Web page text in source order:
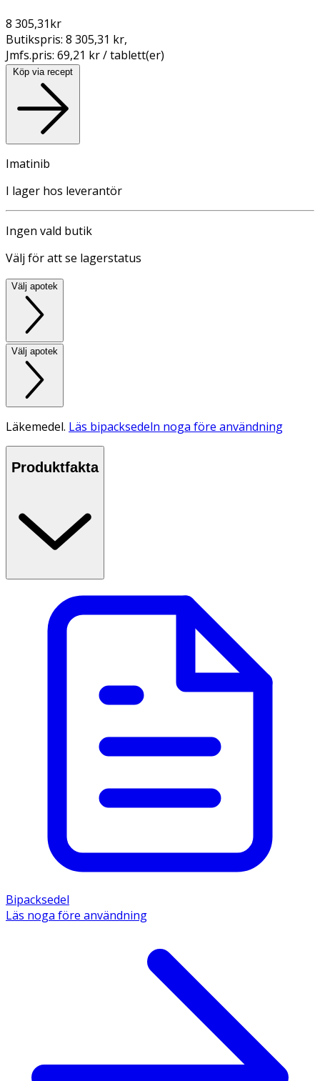
8 305,31kr
Butikspris: 8 305,31 kr,
Jmfs.pris: 69,21 kr / tablett(er)
Köp via recept
Imatinib
I lager hos leverantör
Ingen vald butik
Välj för att se lagerstatus
Välj apotek
Välj apotek
Läkemedel. Läs bipacksedeln noga före användning
Produktfakta
Bipacksedel
Läs noga före användning